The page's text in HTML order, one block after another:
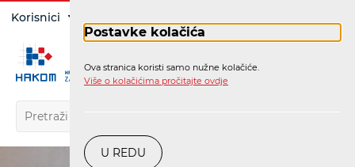
Postavke kolačića
Ova stranica koristi samo nužne kolačiće.
Više o kolačićima pročitajte ovdje
U REDU
Korisnici